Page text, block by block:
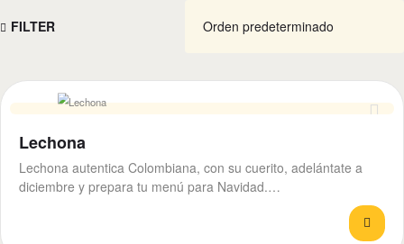
FILTER
Lechona
Lechona autentica Colombiana, con su cuerito, adelántate a
diciembre y prepara tu menú para Navidad.…